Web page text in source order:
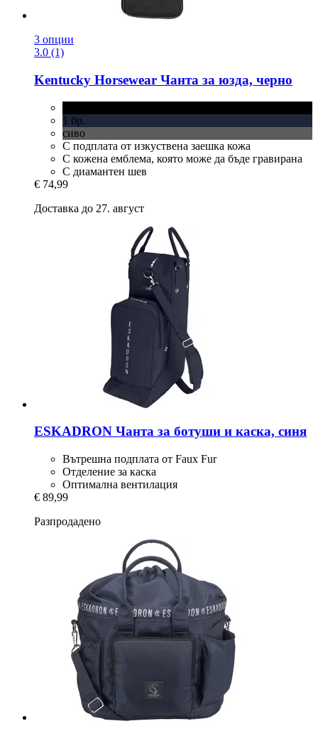
3 опции
3.0 (1)
Kentucky Horsewear Чанта за юзда, черно
1 бр.
сиво
С подплата от изкуствена заешка кожа
С кожена емблема, която може да бъде гравирана
С диамантен шев
€ 74,99
Доставка до 27. август
ESKADRON Чанта за ботуши и каска, синя
Вътрешна подплата от Faux Fur
Отделение за каска
Оптимална вентилация
€ 89,99
Разпродадено